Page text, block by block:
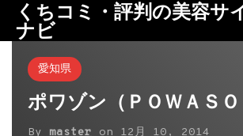
くちコミ・評判の美容サ
ナビ
愛知県
ポワゾン（ＰＯＷＡＳＯ
By master on 12月 10, 2014